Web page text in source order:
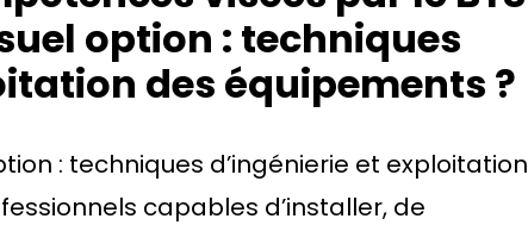
option : techniques
des équipements ?
: techniques d’ingénierie et exploitation
capables d’installer, de